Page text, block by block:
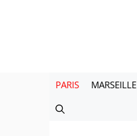
PARIS MARSEILLE